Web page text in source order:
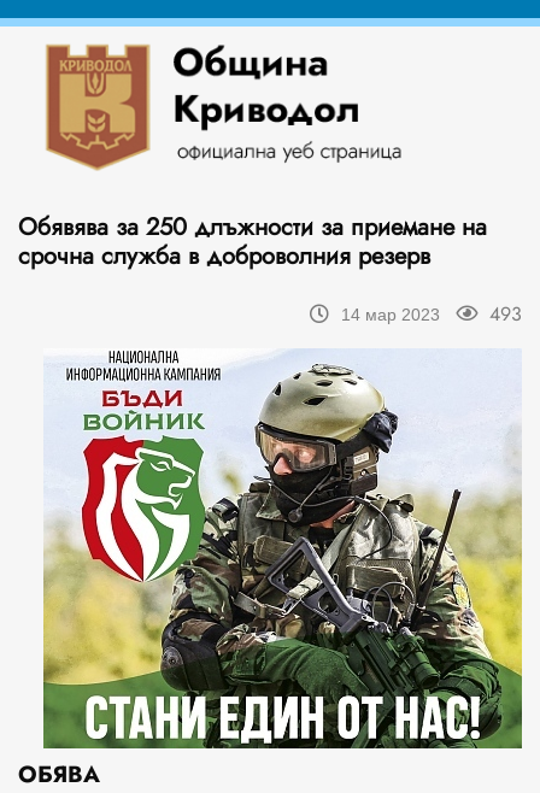
Обявява за 250 длъжности за приемане на
срочна служба в доброволния резерв
14 мар 2023 493
ОБЯВА